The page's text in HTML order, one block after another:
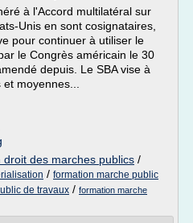
à l'Accord multilatéral sur
Unis en sont cosignataires,
pour continuer à utiliser le
le Congrès américain le 30
depuis. Le SBA vise à
moyennes...
droit des marches publics /
/ formation marche public
de travaux / formation marche